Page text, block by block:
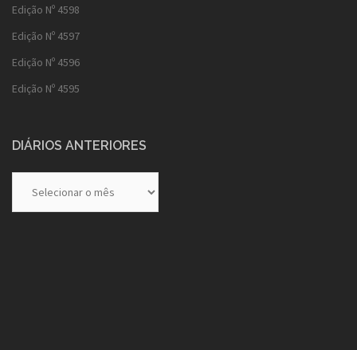
Edição Nº 4598
Edição Nº 4597
Edição Nº 4596
Edição Nº 4595
DIÁRIOS ANTERIORES
Anteriores